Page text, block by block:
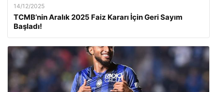
14/12/2025
TCMB’nin Aralık 2025 Faiz Kararı İçin Geri Sayım
Başladı!